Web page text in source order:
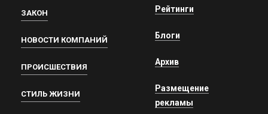
ЗАКОН
НОВОСТИ КОМПАНИЙ
ПРОИСШЕСТВИЯ
СТИЛЬ ЖИЗНИ
Рейтинги
Блоги
Архив
Размещение
рекламы